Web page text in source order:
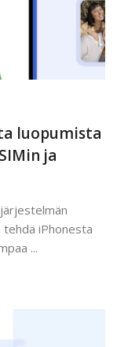
luopumista
ja
iPhonesta
...